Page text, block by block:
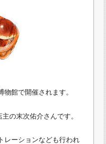
館で開催されます。
の末次佑介さんです。
レーションなども行われ